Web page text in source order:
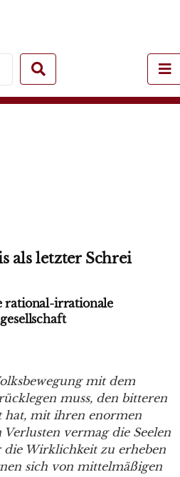
als letzter Schrei
rational-irrationale
mit dem
muss, den bitteren
hat, mit ihren enormen
vermag die Seelen
Wirklichkeit zu erheben
sich von mittelmäßigen